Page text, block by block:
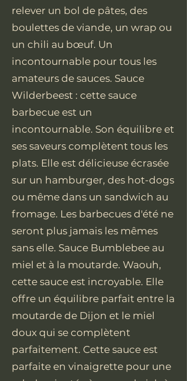
relever un bol de pâtes, des
boulettes de viande, un wrap ou
un chili au bœuf. Un
incontournable pour tous les
amateurs de sauces. Sauce
Wilderbeest : cette sauce
barbecue est un
incontournable. Son équilibre et
ses saveurs complètent tous les
plats. Elle est délicieuse écrasée
sur un hamburger, des hot-dogs
ou même dans un sandwich au
fromage. Les barbecues d'été ne
seront plus jamais les mêmes
sans elle. Sauce Bumblebee au
miel et à la moutarde. Waouh,
cette sauce est incroyable. Elle
offre un équilibre parfait entre la
moutarde de Dijon et le miel
doux qui se complètent
parfaitement. Cette sauce est
parfaite en vinaigrette pour une